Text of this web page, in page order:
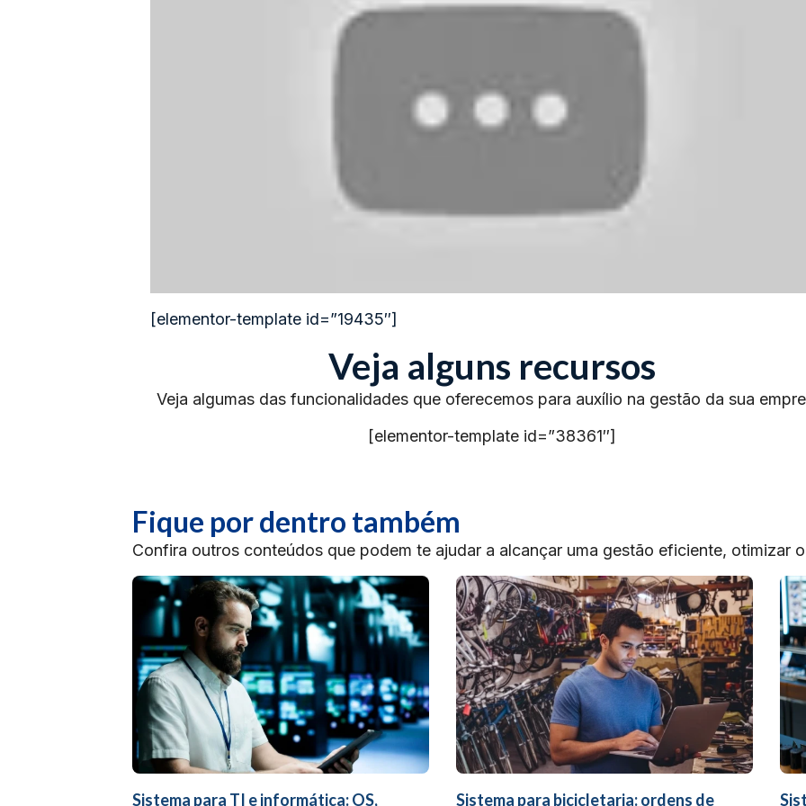
[elementor-template id=”19435″]
Veja alguns recursos
Veja algumas das funcionalidades que oferecemos para auxílio na gestão da sua
[elementor-template id=”38361″]
Fique por dentro também
Confira outros conteúdos que podem te ajudar a alcançar uma gestão eficiente, otimizar
Sistema para TI e informática: OS, Sistema para bicicletaria: ordens de